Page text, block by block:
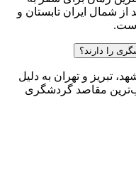
از شمال ایران تابستان و
را دارند؟
تبریز و تهران به دلیل
مقاصد گردشگری